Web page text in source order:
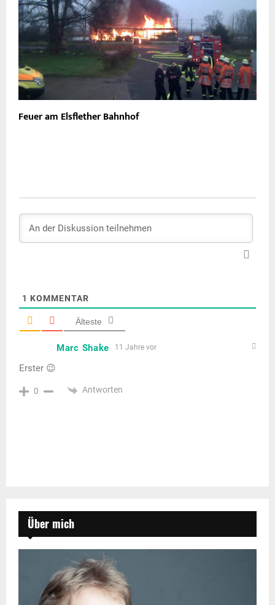
Feuer am Elsflether Bahnhof
1 KOMMENTAR
Älteste
Marc Shake 11 Jahre vor
Erster 😉
0 Antworten
Über mich